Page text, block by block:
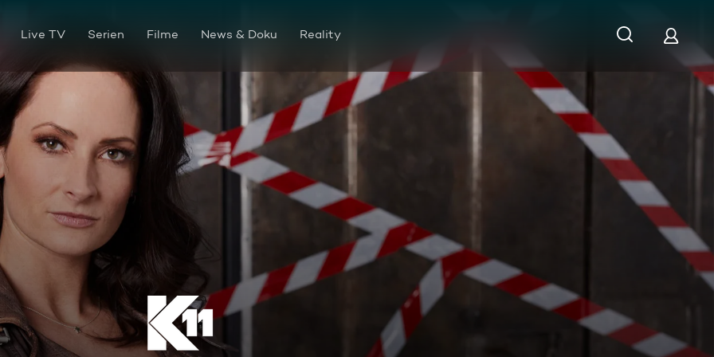
Live TV Serien Filme News & Doku Reality
Episode 11